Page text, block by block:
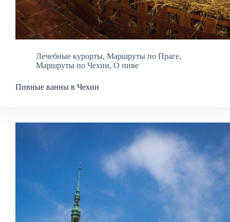
Лечебные курорты, Маршруты по Праге,
Маршруты по Чехии, О пиве
Пивные ванны в Чехии